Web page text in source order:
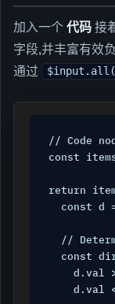
加入一个代码接
字段,并丰富有效
通过
// Code
const
return
const d
//
const
d.val
d.val